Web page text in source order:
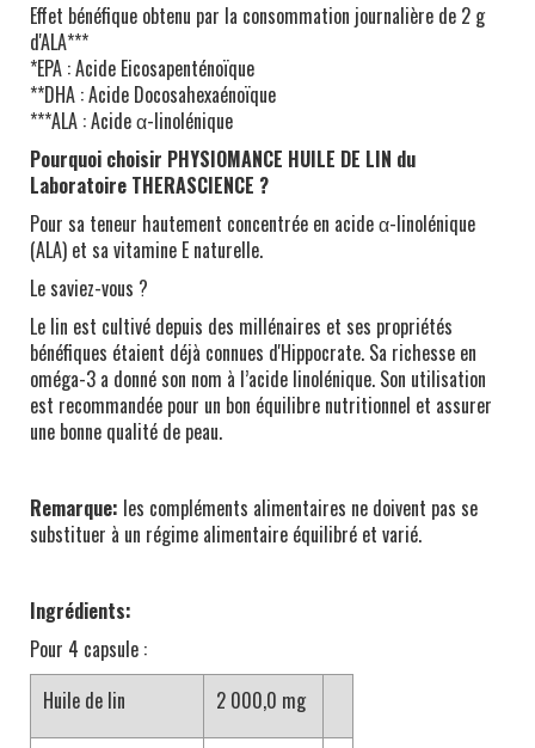
Effet bénéfique obtenu par la consommation journalière de 2 g
d'ALA***
*EPA : Acide Eicosapenténoïque
**DHA : Acide Docosahexaénoïque
***ALA : Acide α-linolénique
Pourquoi choisir PHYSIOMANCE HUILE DE LIN du
Laboratoire THERASCIENCE ?
Pour sa teneur hautement concentrée en acide α-linolénique
(ALA) et sa vitamine E naturelle.
Le saviez-vous ?
Le lin est cultivé depuis des millénaires et ses propriétés
bénéfiques étaient déjà connues d'Hippocrate. Sa richesse en
oméga-3 a donné son nom à l’acide linolénique. Son utilisation
est recommandée pour un bon équilibre nutritionnel et assurer
une bonne qualité de peau.
Remarque: les compléments alimentaires ne doivent pas se
substituer à un régime alimentaire équilibré et varié.
Ingrédients:
Pour 4 capsule :
Huile de lin
2 000,0 mg